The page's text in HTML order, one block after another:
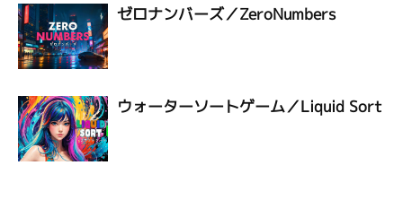
ゼロナンバーズ／ZeroNumbers
ウォーターソートゲーム／Liquid Sort